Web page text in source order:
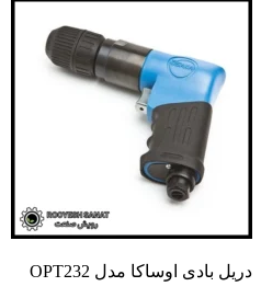
دریل بادی اوساکا مدل OPT232